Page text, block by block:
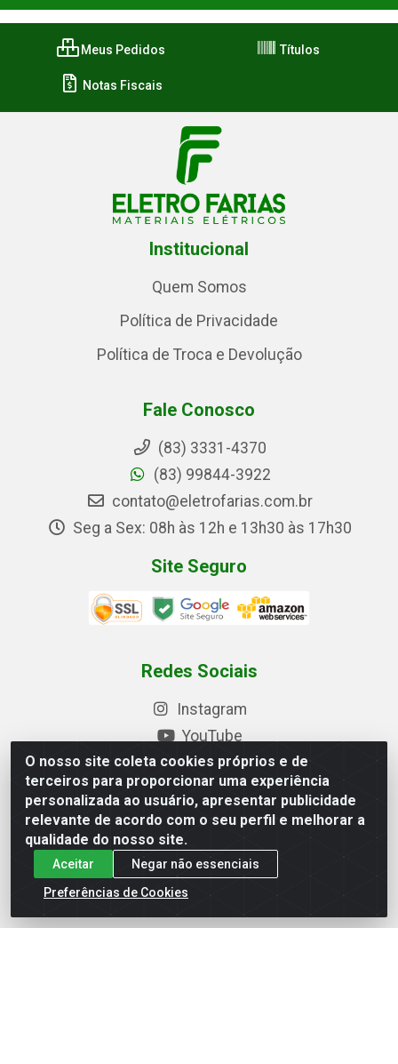
O nosso site coleta cookies próprios e de
terceiros para proporcionar uma experiência
personalizada ao usuário, apresentar publicidade
relevante de acordo com o seu perfil e melhorar a
qualidade do nosso site.
Aceitar
Negar não essenciais
Preferências de Cookies
Meus Pedidos Títulos
Notas Fiscais
Institucional
Quem Somos
Política de Privacidade
Política de Troca e Devolução
Fale Conosco
(83) 3331-4370
(83) 99844-3922
contato@eletrofarias.com.br
Seg a Sex: 08h às 12h e 13h30 às 17h30
Site Seguro
Redes Sociais
Instagram
YouTube
Formas de Pagamento
Baixe nosso APP